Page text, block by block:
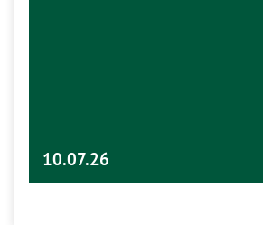
10.07.26